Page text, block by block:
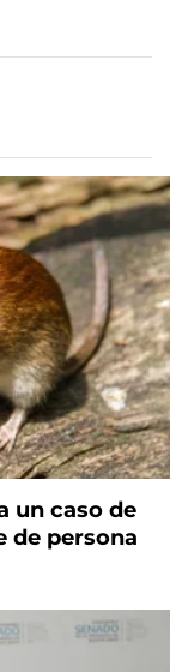
un caso de
de persona